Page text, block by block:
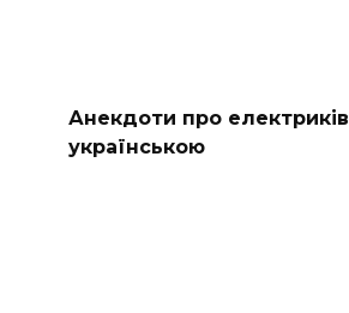
Анекдоти про електриків
українською